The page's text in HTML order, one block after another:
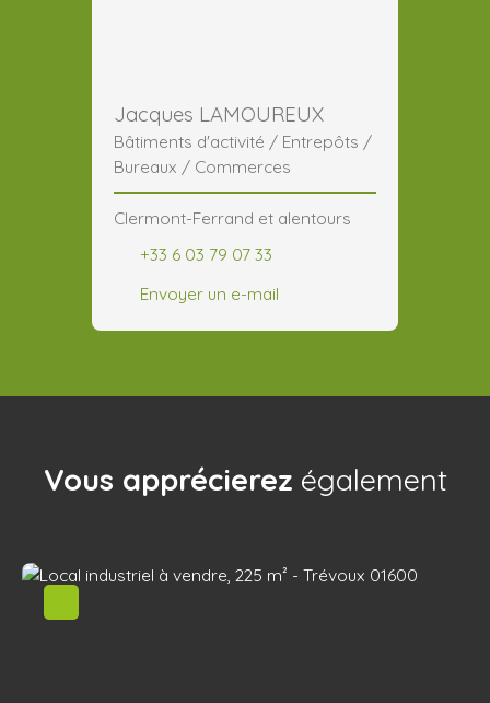
Jacques LAMOUREUX
Bâtiments d'activité / Entrepôts /
Bureaux / Commerces
Clermont-Ferrand et alentours
+33 6 03 79 07 33
Envoyer un e-mail
Vous apprécierez également